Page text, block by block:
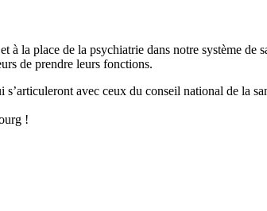
à la place de la psychiatrie dans notre système de
de prendre leurs fonctions.
avec ceux du conseil national de la
!